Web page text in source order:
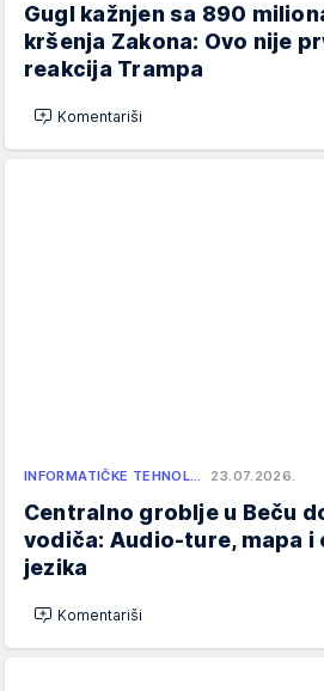
Gugl kažnjen sa 890
kršenja Zakona: Ovo nije
reakcija Trampa
Komentariši
INFORMATIČKE TEHNOL… 23.07.2026.
Centralno groblje u Beču
vodiča: Audio-ture, mapa i
jezika
Komentariši